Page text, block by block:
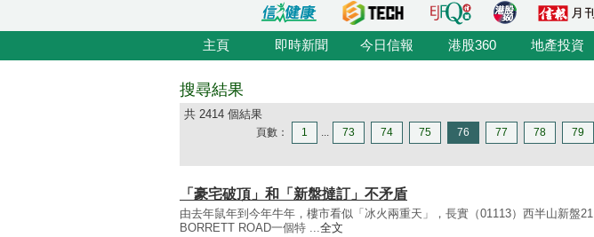
主頁 即時新聞 今日信報 港股360 地產投資
搜尋結果
共 2414 個結果
頁數： 1 ... 73 74 75 76 77 78 79
「豪宅破頂」和「新盤撻訂」不矛盾
由去年鼠年到今年牛年，樓市看似「冰火兩重天」，長實（01113）西半山新盤21
BORRETT ROAD一個特 ...全文